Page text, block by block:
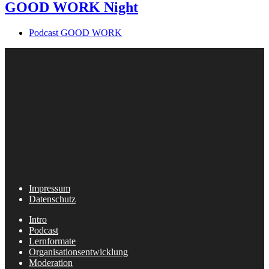
GOOD WORK Night
Podcast GOOD WORK
Impressum
Datenschutz
Intro
Podcast
Lernformate
Organisationsentwicklung
Moderation